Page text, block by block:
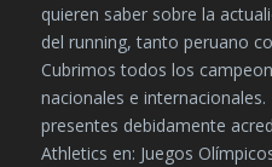
quieren saber sobre la
del running, tanto peruano
Cubrimos todos los
nacionales e internacionales.
presentes debidamente
Athletics en: Juegos